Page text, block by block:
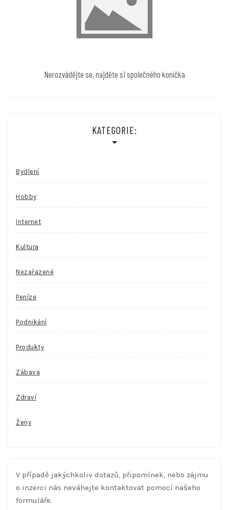
Nerozvádějte se, najděte si společného koníčka
KATEGORIE:
Bydlení
Hobby
Internet
Kultura
Nezařazené
Peníze
Podnikání
Produkty
Zábava
Zdraví
Ženy
V případě jakýchkoliv dotazů, připomínek, nebo zájmu
o inzerci nás neváhejte kontaktovat pomocí našeho
formuláře.